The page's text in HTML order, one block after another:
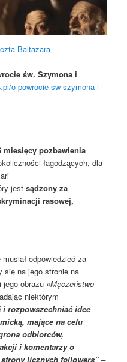
Baltazara
św. Szymona i
o-powrocie-sw-szymona-i-
miesięcy pozbawienia
łagodzących, dla
jestsądzony za
rasowej,
odpowiedzieć za
się na jego stronie na
obrazu «Męczeństwo
niektórym
i rozpowszechniać idee
mające na celu
odbiorców,
i komentarzy o
licznych followers” –